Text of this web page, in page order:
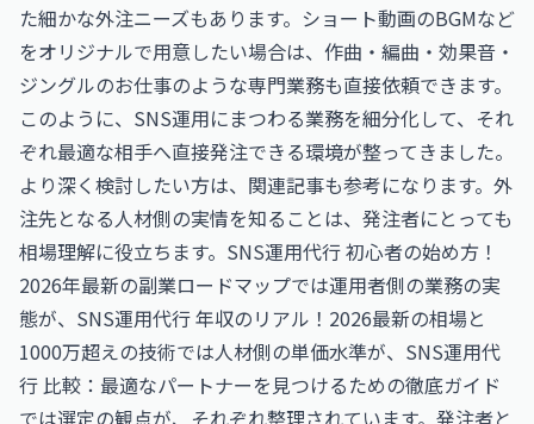
た細かな外注ニーズもあります。ショート動画のBGMなど
をオリジナルで用意したい場合は、 作曲・編曲・効果音・
ジングルのお仕事のような専門業務も直接依頼できます。
このように、SNS運用にまつわる業務を細分化して、それ
ぞれ最適な相手へ直接発注できる環境が整ってきました。
より深く検討したい方は、関連記事も参考になります。外
注先となる人材側の実情を知ることは、発注者にとっても
相場理解に役立ちます。 SNS運用代行 初心者の始め方！
2026年最新の副業ロードマップでは運用者側の業務の実
態が、 SNS運用代行 年収のリアル！2026最新の相場と
1000万超えの技術では人材側の単価水準が、 SNS運用代
行 比較：最適なパートナーを見つけるための徹底ガイド
では選定の観点が、それぞれ整理されています。発注者と